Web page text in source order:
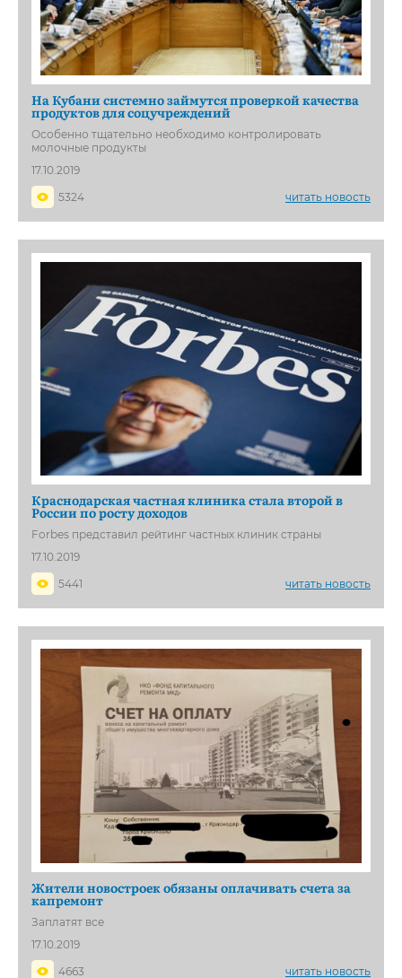
На Кубани системно займутся проверкой качества
продуктов для соцучреждений
Особенно тщательно необходимо контролировать
молочные продукты
17.10.2019
5324
читать новость
Краснодарская частная клиника стала второй в
России по росту доходов
Forbes представил рейтинг частных клиник страны
17.10.2019
5441
читать новость
Жители новостроек обязаны оплачивать счета за
капремонт
Заплатят все
17.10.2019
4663
читать новость